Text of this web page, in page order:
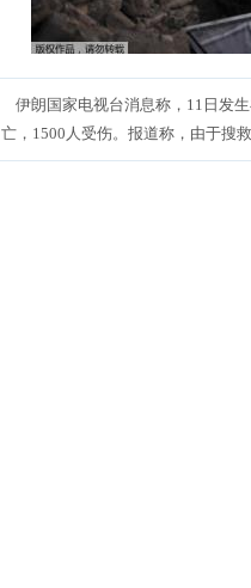
伊朗国家电视台消息称，11日发
亡，1500人受伤。报道称，由于搜